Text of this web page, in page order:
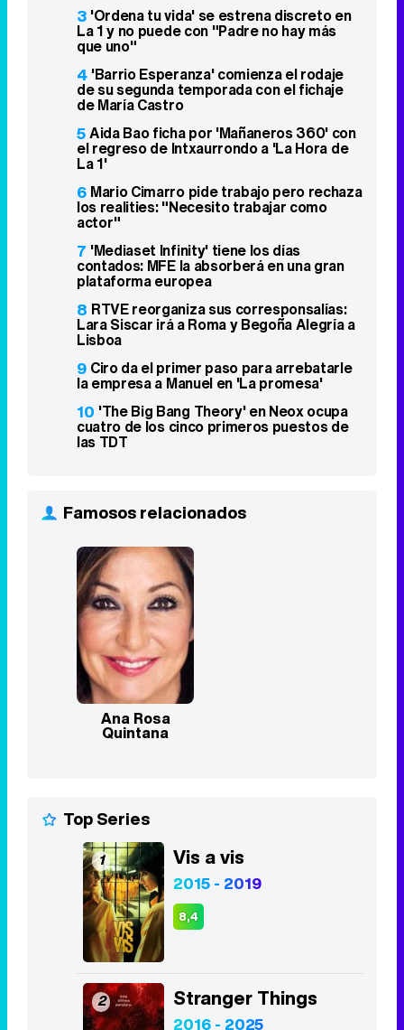
3 'Ordena tu vida' se estrena discreto en
La 1 y no puede con "Padre no hay más
que uno"
4 'Barrio Esperanza' comienza el rodaje
de su segunda temporada con el fichaje
de María Castro
5Aida Bao ficha por 'Mañaneros 360' con
el regreso de Intxaurrondo a 'La Hora de
La 1'
6 Mario Cimarro pide trabajo pero rechaza
los realities: "Necesito trabajar como
actor"
7 'Mediaset Infinity' tiene los días
contados: MFE la absorberá en una gran
plataforma europea
8 RTVE reorganiza sus corresponsalías:
Lara Siscar irá a Roma y Begoña Alegría a
Lisboa
9 Ciro da el primer paso para arrebatarle
la empresa a Manuel en 'La promesa'
10 'The Big Bang Theory' en Neox ocupa
cuatro de los cinco primeros puestos de
las TDT
Famosos relacionados
Ana Rosa
Quintana
Top Series
1 Vis a vis
2015 - 2019
8,4
2 Stranger Things
2016 - 2025